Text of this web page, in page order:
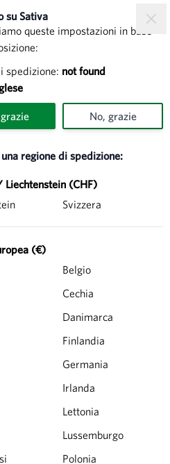
su Sativa
queste impostazioni in base
spedizione: not found
No, grazie
una regione di spedizione:
Liechtenstein (CHF)
Svizzera
(€)
Belgio
Cechia
Danimarca
Finlandia
Germania
Irlanda
Lettonia
Lussemburgo
Polonia
giallo
- Melone giallo
giallo brillante. La polpa
dolce e scioglievole.
invernale» senza
09 10